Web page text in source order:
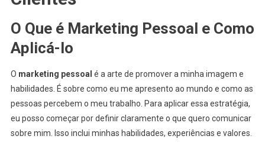
O Que é Marketing Pessoal e Como
Aplicá-lo
O marketing pessoal é a arte de promover a minha imagem e
habilidades. É sobre como eu me apresento ao mundo e como as
pessoas percebem o meu trabalho. Para aplicar essa estratégia,
eu posso começar por definir claramente o que quero comunicar
sobre mim. Isso inclui minhas habilidades, experiências e valores.